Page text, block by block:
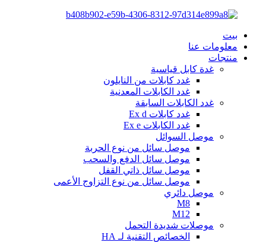
بيت
معلومات عنا
منتجات
غدة كابل قياسية
غدد كابلات من النايلون
غدد الكابلات المعدنية
غدد الكابلات السابقة
غدد كابلات Ex d
غدد الكابلات Ex e
موصل السوائل
موصل سائل من نوع الحربة
موصل سائل الدفع والسحب
موصل سائل ذاتي القفل
موصل سائل من نوع التزاوج الأعمى
موصل دائري
M8
M12
موصلات شديدة التحمل
الخصائص التقنية لـ HA